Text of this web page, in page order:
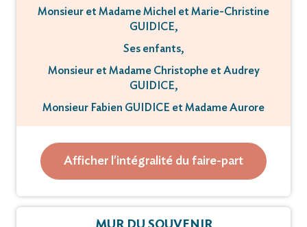
Monsieur et Madame Michel et Marie-Christine
GUIDICE,
Ses enfants,
Monsieur et Madame Christophe et Audrey
GUIDICE,
Monsieur Fabien GUIDICE et Madame Aurore
Ses petits-enfants,
Léa, Océane, Enzo, Chloé, Anthony,
Monsieur Claude JEAN ses enfants et petits-
Afficher l'intégralité du faire-part